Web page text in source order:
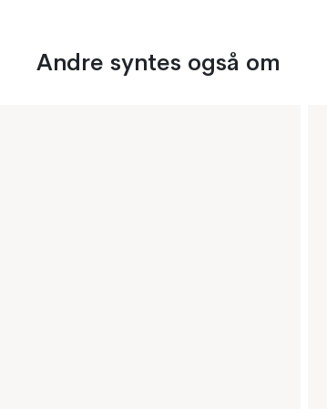
Andre syntes også om